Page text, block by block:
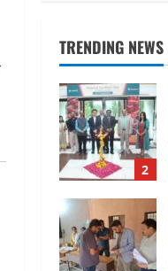
TRENDING NEWS
2
3